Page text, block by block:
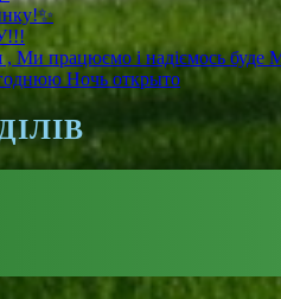
, Ми працюємо і надіємось
Ночь открыто